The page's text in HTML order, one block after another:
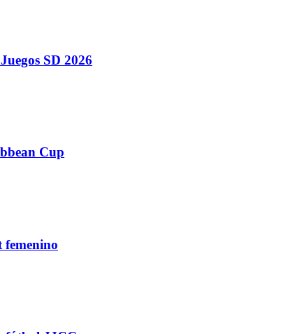
SD 2026
Cup
femenino